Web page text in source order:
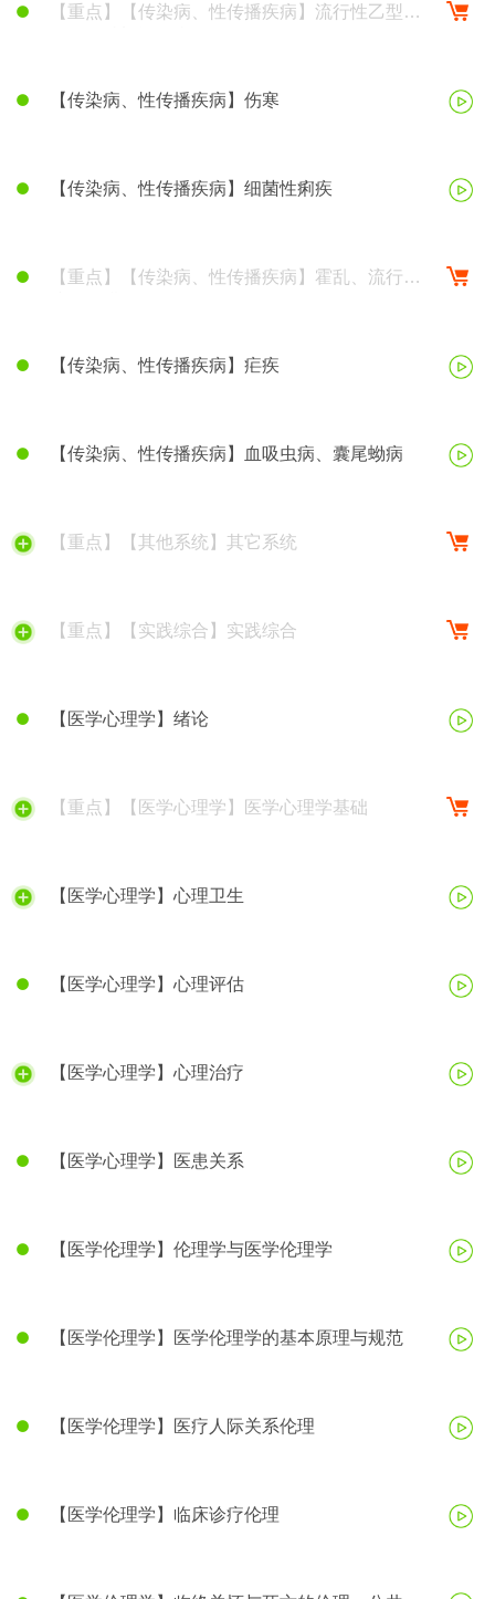
【重点】【传染病、性传播疾病】流行性乙型脑
【传染病、性传播疾病】伤寒
【传染病、性传播疾病】细菌性痢疾
【重点】【传染病、性传播疾病】霍乱、流行性
【传染病、性传播疾病】疟疾
【传染病、性传播疾病】血吸虫病、囊尾蚴病
【重点】【其他系统】其它系统
【重点】【实践综合】实践综合
【医学心理学】绪论
【重点】【医学心理学】医学心理学基础
【医学心理学】心理卫生
【医学心理学】心理评估
【医学心理学】心理治疗
【医学心理学】医患关系
【医学伦理学】伦理学与医学伦理学
【医学伦理学】医学伦理学的基本原理与规范
【医学伦理学】医疗人际关系伦理
【医学伦理学】临床诊疗伦理